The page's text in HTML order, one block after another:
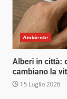
Ambiente
Alberi in città:
cambiano la
15 Luglio 2026